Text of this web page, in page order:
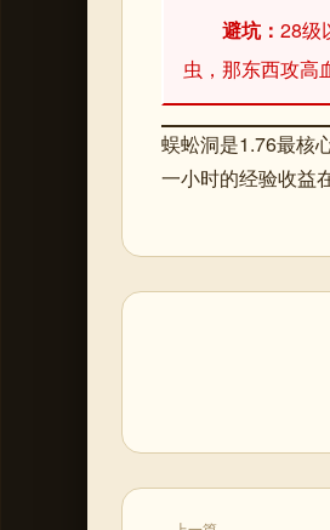
避坑： 28级
虫，那东西攻高
蜈蚣洞是1.76最核
一小时的经验收益